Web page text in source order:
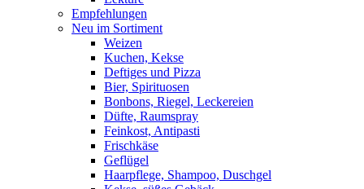
Empfehlungen
Neu im Sortiment
Weizen
Kuchen, Kekse
Deftiges und Pizza
Bier, Spirituosen
Bonbons, Riegel, Leckereien
Düfte, Raumspray
Feinkost, Antipasti
Frischkäse
Geflügel
Haarpflege, Shampoo, Duschgel